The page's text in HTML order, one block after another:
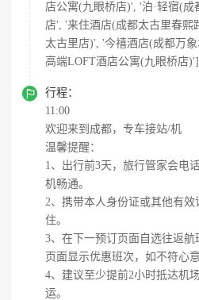
店公寓(九眼桥店)', '泊·轻宿(
店', '来住酒店(成都太古里春熙
太古里店)', '今禧酒店(成都万
高端LOFT酒店公寓(九眼桥店)']

行程：
11:00
欢迎来到成都，专车接站/机
温馨提醒：
1、出行前3天，旅行管家会电
机畅通。
2、携带本人身份证或其他有
住。
3、在下一预订页面自选往返航
页面显示优惠班次，如不符心
4、建议至少提前2小时抵达机
运。